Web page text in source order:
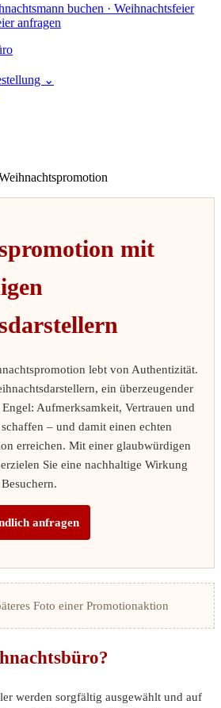
buchen · Weihnachtsfeier
anfragen
⌄
mit
lebt von Authentizität.
ein überzeugender
Aufmerksamkeit, Vertrauen und
– und damit einen echten
erreichen. Mit einer glaubwürdigen
Sie eine nachhaltige Wirkung
anfragen
Foto einer Promotionaktion
werden sorgfältig ausgewählt und auf